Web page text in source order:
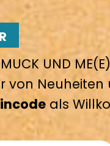
UND
von
als